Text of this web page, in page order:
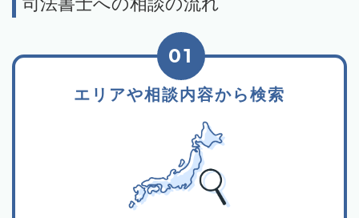
エリアや相談内容から検索
01